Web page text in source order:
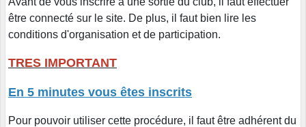
être connecté sur le site. De plus, il faut bien lire les
conditions d'organisation et de participation.
TRES IMPORTANT
En 5 minutes vous êtes inscrits
Pour pouvoir utiliser cette procédure, il faut être adhérent du